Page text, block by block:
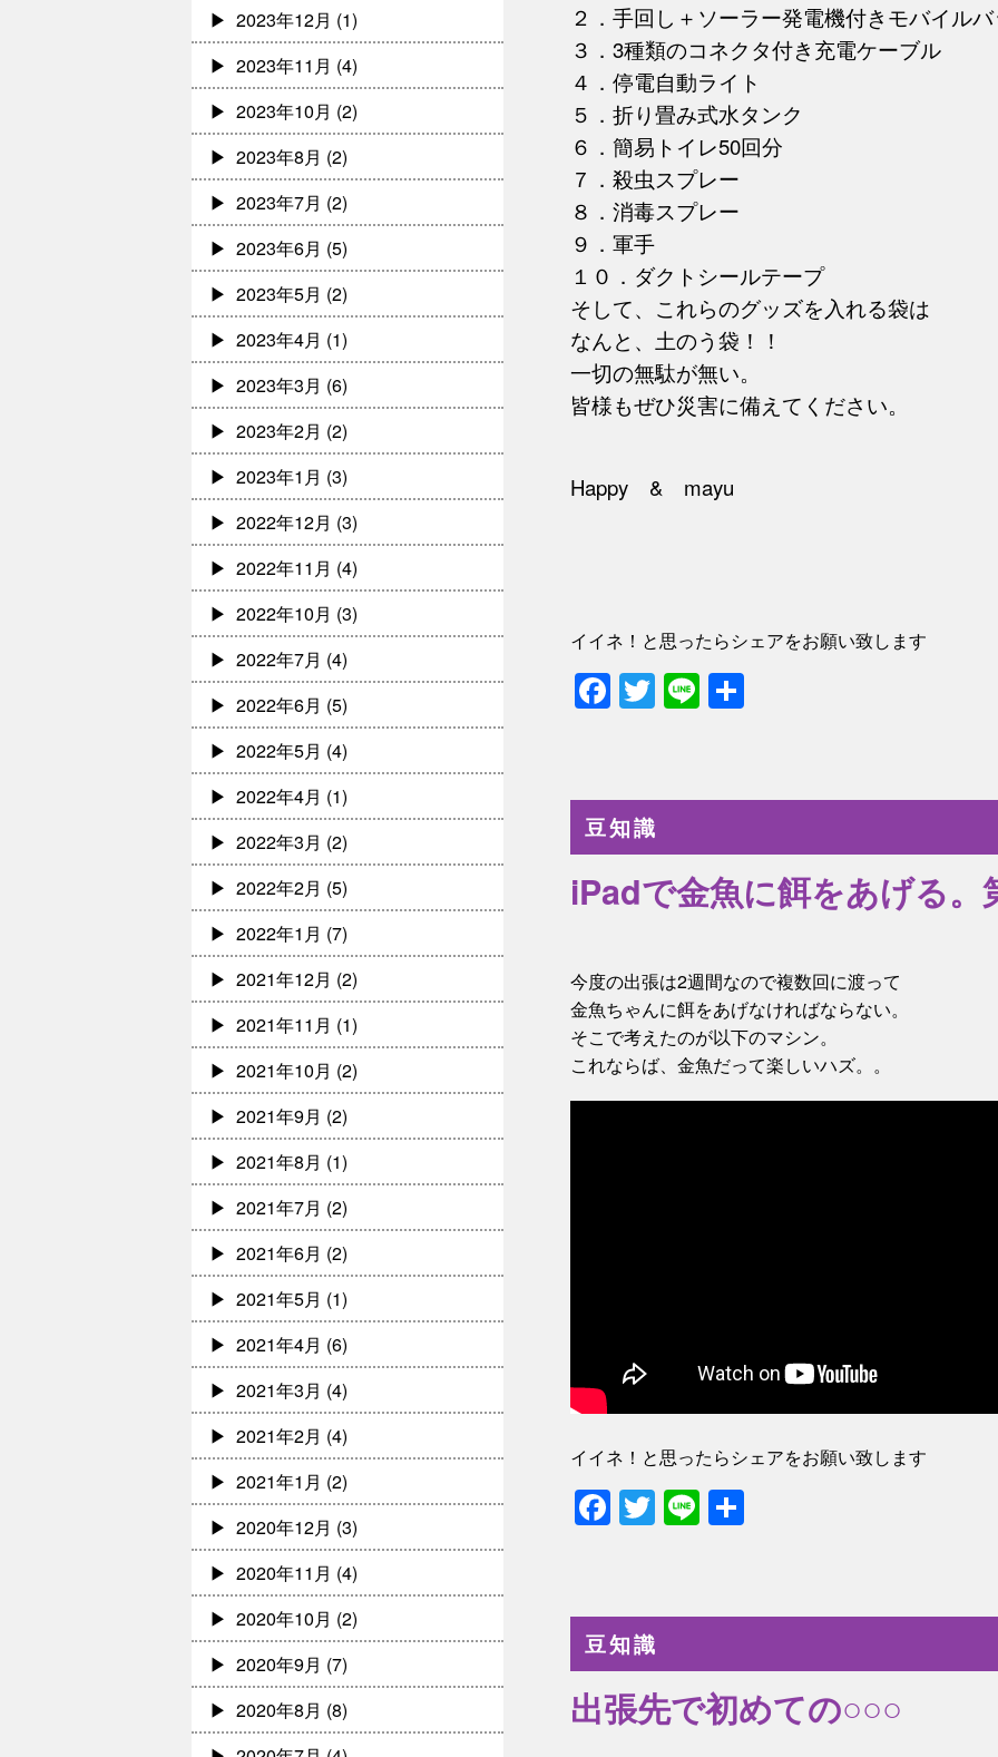
２．手回し＋ソーラー発電機付きモバイル
３．3種類のコネクタ付き充電ケーブル
４．停電自動ライト
５．折り畳み式水タンク
６．簡易トイレ50回分
７．殺虫スプレー
８．消毒スプレー
９．軍手
１０．ダクトシールテープ
そして、これらのグッズを入れる袋は
なんと、土のう袋！！
一切の無駄が無い。
皆様もぜひ災害に備えてください。
Happy & mayu
イイネ！と思ったらシェアをお願い致します
Facebook
Twitter
Line
豆知識
iPadで金魚に餌をあげる。
今度の出張は2週間なので複数回に渡って
金魚ちゃんに餌をあげなければならない。
そこで考えたのが以下のマシン。
これならば、金魚だって楽しいハズ。。
イイネ！と思ったらシェアをお願い致します
Facebook
Twitter
Line
豆知識
出張先で初めての○○○
2023年12月 (1)
2023年11月 (4)
2023年10月 (2)
2023年8月 (2)
2023年7月 (2)
2023年6月 (5)
2023年5月 (2)
2023年4月 (1)
2023年3月 (6)
2023年2月 (2)
2023年1月 (3)
2022年12月 (3)
2022年11月 (4)
2022年10月 (3)
2022年7月 (4)
2022年6月 (5)
2022年5月 (4)
2022年4月 (1)
2022年3月 (2)
2022年2月 (5)
2022年1月 (7)
2021年12月 (2)
2021年11月 (1)
2021年10月 (2)
2021年9月 (2)
2021年8月 (1)
2021年7月 (2)
2021年6月 (2)
2021年5月 (1)
2021年4月 (6)
2021年3月 (4)
2021年2月 (4)
2021年1月 (2)
2020年12月 (3)
2020年11月 (4)
2020年10月 (2)
2020年9月 (7)
2020年8月 (8)